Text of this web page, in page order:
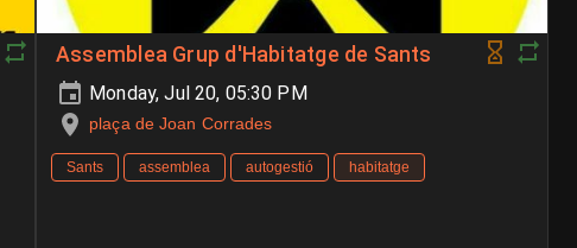
Assemblea Grup d'Habitatge de Sants
Monday, Jul 20, 05:30 PM
plaça de Joan Corrades
Sants assemblea autogestió habitatge